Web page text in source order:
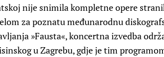
nije snimila kompletne opere
za poznatu međunarodnu
»Fausta«, koncertna izvedba
u Zagrebu, gdje je tim